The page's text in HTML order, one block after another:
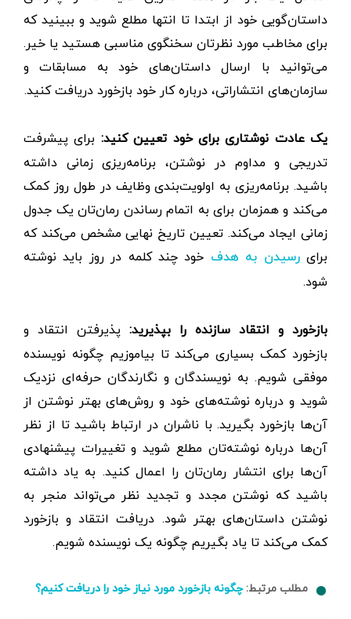
داستان‌گویی خود از ابتدا تا انتها مطلع شوید و ببینید که
برای مخاطب مورد نظرتان سخنگوی مناسبی هستید یا خیر.
می‌توانید با ارسال داستان‌های خود به مسابقات و
سازمان‌های انتشاراتی، درباره کار خود بازخورد دریافت کنید.
یک عادت نوشتاری برای خود تعیین کنید: برای پیشرفت
تدریجی و مداوم در نوشتن، برنامه‌ریزی زمانی داشته
باشید. برنامه‌ریزی به اولویت‌بندی وظایف در طول روز کمک
می‌کند و همزمان برای به اتمام رساندن رمان‌تان یک جدول
زمانی ایجاد می‌کند. تعیین تاریخ نهایی مشخص می‌کند که
برایرسیدن به هدف خود چند کلمه در روز باید نوشته
شود.
بازخورد و انتقاد سازنده را بپذیرید: پذیرفتن انتقاد و
بازخورد کمک بسیاری می‌کند تا بیاموزیم چگونه نویسنده
موفقی شویم. به نویسندگان و نگارندگان حرفه‌ای نزدیک
شوید و درباره نوشته‌های خود و روش‌های بهتر نوشتن از
آن‌ها بازخورد بگیرید. با ناشران در ارتباط باشید تا از نظر
آن‌ها درباره نوشته‌تان مطلع شوید و تغییرات پیشنهادی
آن‌ها برای انتشار رمان‌تان را اعمال کنید. به یاد داشته
باشید که نوشتن مجدد و تجدید نظر می‌تواند منجر به
نوشتن داستان‌های بهتر شود. دریافت انتقاد و بازخورد
کمک می‌کند تا یاد بگیریم چگونه یک نویسنده شویم.
مطلب مرتبط:چگونه بازخورد مورد نیاز خود را دریافت کنیم؟